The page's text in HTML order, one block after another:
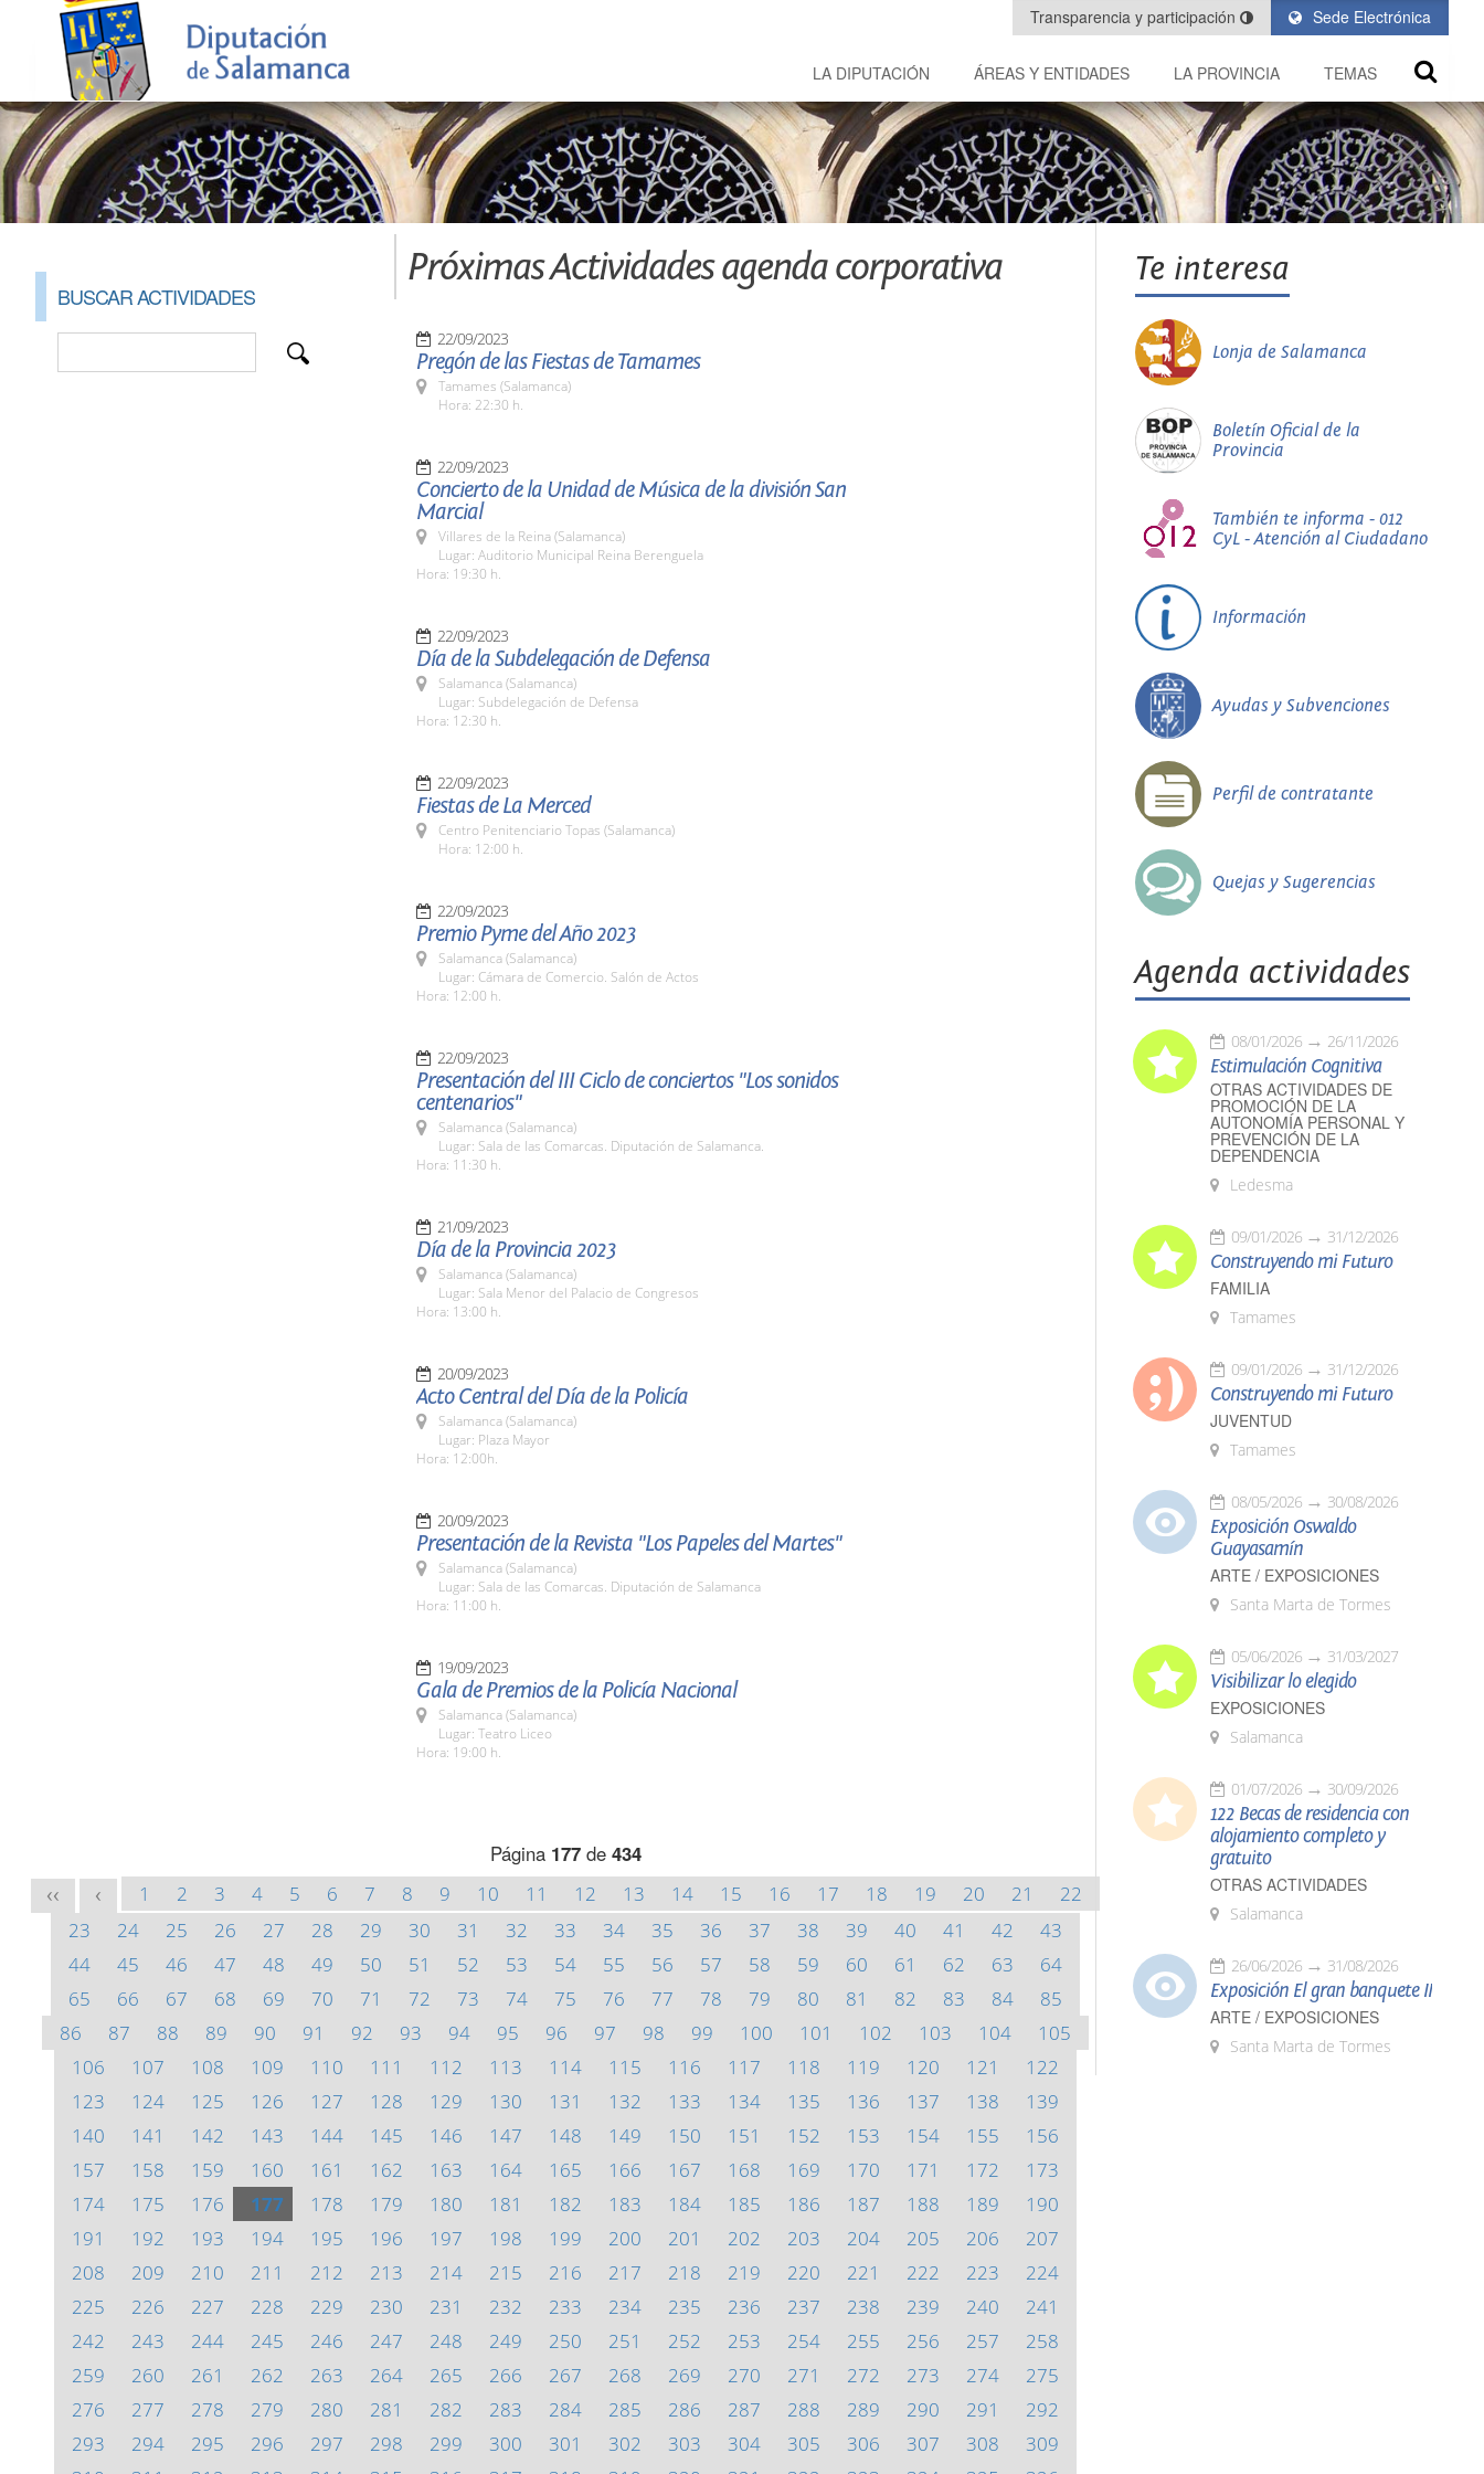
Sede Electrónica
Transparencia y participación
LA DIPUTACIÓN ÁREAS Y ENTIDADES LA PROVINCIA TEMAS
BUSCAR ACTIVIDADES
Próximas Actividades agenda corporativa
22/09/2023
Pregón de las Fiestas de Tamames
Tamames (Salamanca)
Hora: 22:30 h.
22/09/2023
Concierto de la Unidad de Música de la división San
Marcial
Villares de la Reina (Salamanca)
Lugar: Auditorio Municipal Reina Berenguela
Hora: 19:30 h.
22/09/2023
Día de la Subdelegación de Defensa
Salamanca (Salamanca)
Lugar: Subdelegación de Defensa
Hora: 12:30 h.
22/09/2023
Fiestas de La Merced
Centro Penitenciario Topas (Salamanca)
Hora: 12:00 h.
22/09/2023
Premio Pyme del Año 2023
Salamanca (Salamanca)
Lugar: Cámara de Comercio. Salón de Actos
Hora: 12:00 h.
22/09/2023
Presentación del III Ciclo de conciertos "Los sonidos
centenarios"
Salamanca (Salamanca)
Lugar: Sala de las Comarcas. Diputación de Salamanca.
Hora: 11:30 h.
21/09/2023
Día de la Provincia 2023
Salamanca (Salamanca)
Lugar: Sala Menor del Palacio de Congresos
Hora: 13:00 h.
20/09/2023
Acto Central del Día de la Policía
Salamanca (Salamanca)
Lugar: Plaza Mayor
Hora: 12:00h.
20/09/2023
Presentación de la Revista "Los Papeles del Martes"
Salamanca (Salamanca)
Lugar: Sala de las Comarcas. Diputación de Salamanca
Hora: 11:00 h.
19/09/2023
Gala de Premios de la Policía Nacional
Salamanca (Salamanca)
Lugar: Teatro Liceo
Hora: 19:00 h.
Página 177de 434
<< < 1 2 3 4 5 6 7 8 9 10 11 12 13 14 15 16 17 18 19 20 21
22
23
24 25 26 27 28 29 30 31 32 33 34 35 36 37 38 39 40 41 42
43
44
45 46 47 48 49 50 51 52 53 54 55 56 57 58 59 60 61 62 63
64
65
66 67 68 69 70 71 72 73 74 75 76 77 78 79 80 81 82 83 84
85
86
87 88 89 90 91 92 93 94 95 96 97 98 99 100 101 102 103 104
105
106
107 108 109 110 111 112 113 114 115 116 117 118 119 120 121
122
123
124 125 126 127 128 129 130 131 132 133 134 135 136 137 138
139
140
141 142 143 144 145 146 147 148 149 150 151 152 153 154 155
156
157
158 159 160 161 162 163 164 165 166 167 168 169 170 171 172
173
174
175 176 177 178 179 180 181 182 183 184 185 186 187 188 189
190
191
192 193 194 195 196 197 198 199 200 201 202 203 204 205 206
207
208
209 210 211 212 213 214 215 216 217 218 219 220 221 222 223
224
225
226 227 228 229 230 231 232 233 234 235 236 237 238 239 240
241
242
243 244 245 246 247 248 249 250 251 252 253 254 255 256 257
258
259
260 261 262 263 264 265 266 267 268 269 270 271 272 273 274
275
276
277 278 279 280 281 282 283 284 285 286 287 288 289 290 291
292
293
294 295 296 297 298 299 300 301 302 303 304 305 306 307 308
309
Te interesa
Lonja de Salamanca
Boletín Oficial de la
Provincia
También te informa - 012
CyL - Atención al Ciudadano
Información
Ayudas y Subvenciones
Perfil de contratante
Quejas y Sugerencias
Agenda actividades
08/01/2026 26/11/2026
Estimulación Cognitiva
OTRAS ACTIVIDADES DE
PROMOCIÓN DE LA
AUTONOMÍA PERSONAL Y
PREVENCIÓN DE LA
DEPENDENCIA
Ledesma
09/01/2026 31/12/2026
Construyendo mi Futuro
FAMILIA
Tamames
09/01/2026 31/12/2026
Construyendo mi Futuro
JUVENTUD
Tamames
08/05/2026 30/08/2026
Exposición Oswaldo
Guayasamín
ARTE / EXPOSICIONES
Santa Marta de Tormes
05/06/2026 31/03/2027
Visibilizar lo elegido
EXPOSICIONES
Salamanca
01/07/2026 30/09/2026
122 Becas de residencia con
alojamiento completo y
gratuito
OTRAS ACTIVIDADES
Salamanca
26/06/2026 31/08/2026
Exposición El gran banquete II
ARTE / EXPOSICIONES
Santa Marta de Tormes